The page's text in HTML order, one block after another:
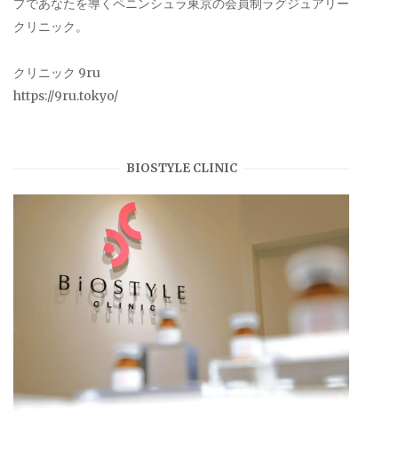
プであなたを導くペニンシュラ東京の会員制ラグジュアリー
クリニック。
クリニック 9ru
https://9ru.tokyo/
BIOSTYLE CLINIC